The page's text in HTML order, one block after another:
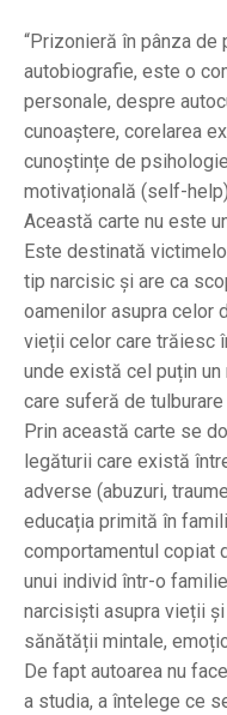
“Prizonieră în pânza de
autobiografie, este o
personale, despre
cunoaștere, corelarea
cunoștințe de
motivațională (self-
Această carte nu este
Este destinată
tip narcisic și are ca
oamenilor asupra celor
vieții celor care trăiesc
unde există cel puțin
care suferă de
Prin această carte se
legăturii care există
adverse (abuzuri,
educația primită în
comportamentul copiat
unui individ într-o
narcisiști asupra vieții
sănătății mintale,
De fapt autoarea nu
a studia, a întelege ce